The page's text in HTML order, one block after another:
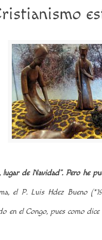
de Navidad”. Pero he
el P. Luis Hdez Bueno
en el Congo, pues como